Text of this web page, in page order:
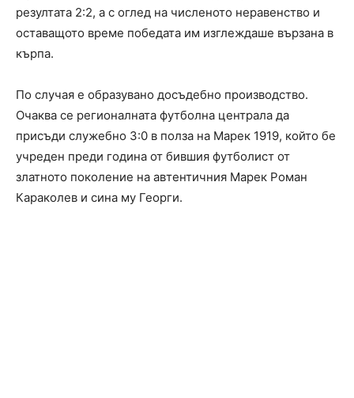
резултата 2:2, а с оглед на численото неравенство и
оставащото време победата им изглеждаше вързана в
кърпа.
По случая е образувано досъдебно производство.
Очаква се регионалната футболна централа да
присъди служебно 3:0 в полза на Марек 1919, който бе
учреден преди година от бившия футболист от
златното поколение на автентичния Марек Роман
Караколев и сина му Георги.